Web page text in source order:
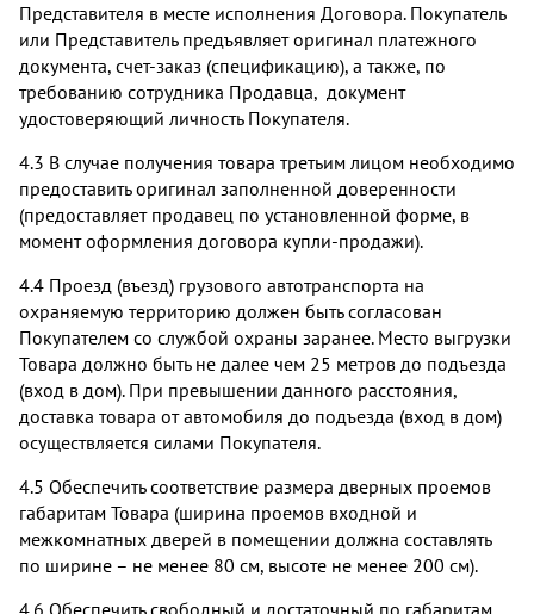
Представителя в месте исполнения Договора. Покупатель
или Представитель предъявляет оригинал платежного
документа, счет-заказ (спецификацию), а также, по
требованию сотрудника Продавца, документ
удостоверяющий личность Покупателя.
4.3 В случае получения товара третьим лицом необходимо
предоставить оригинал заполненной доверенности
(предоставляет продавец по установленной форме, в
момент оформления договора купли-продажи).
4.4 Проезд (въезд) грузового автотранспорта на
охраняемую территорию должен быть согласован
Покупателем со службой охраны заранее. Место выгрузки
Товара должно быть не далее чем 25 метров до подъезда
(вход в дом). При превышении данного расстояния,
доставка товара от автомобиля до подъезда (вход в дом)
осуществляется силами Покупателя.
4.5 Обеспечить соответствие размера дверных проемов
габаритам Товара (ширина проемов входной и
межкомнатных дверей в помещении должна составлять
по ширине – не менее 80 см, высоте не менее 200 см).
4.6 Обеспечить свободный и достаточный по габаритам